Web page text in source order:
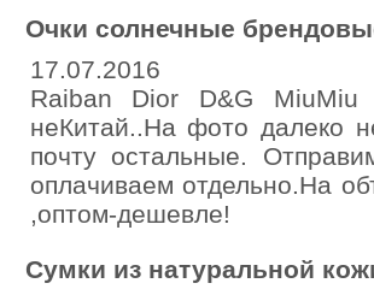
Очки солнечные
17.07.2016
Raiban Dior D&G MiuMiu
неКитай..На фото далеко
почту остальные.
оплачиваем отдельно.На
,оптом-дешевле!
Сумки из натуральной